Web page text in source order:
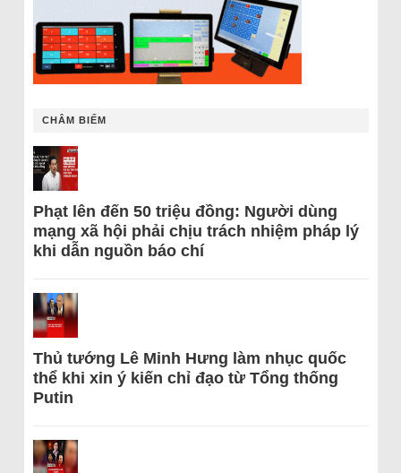
CHÂM BIẾM
Phạt lên đến 50 triệu đồng: Người dùng
mạng xã hội phải chịu trách nhiệm pháp lý
khi dẫn nguồn báo chí
Thủ tướng Lê Minh Hưng làm nhục quốc
thể khi xin ý kiến chỉ đạo từ Tổng thống
Putin